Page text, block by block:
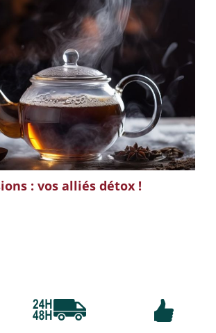
: vos alliés détox !